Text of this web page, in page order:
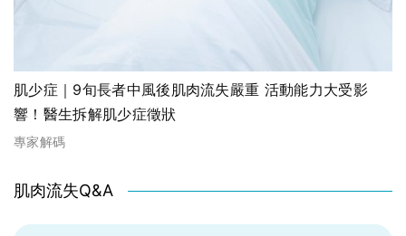
肌少症｜9旬長者中風後肌肉流失嚴重 活動能力大受影
響！醫生拆解肌少症徵狀
專家解碼
肌肉流失Q&A